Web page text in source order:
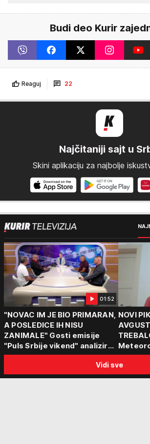
Budi deo Kurir
Reaguj 22
Najčitaniji sajt u
Skini aplikaciju za najbolje
01:52
"NOVAC IM JE BIO PRIMARAN,
A POSLEDICE IH NISU
ZANIMALE" Gosti emisije
"Puls Srbije vikend" analizirali
slučajeve koji su potresli
Srbiju: Zločin se ne isplati
NOVI
za
Vidi sve